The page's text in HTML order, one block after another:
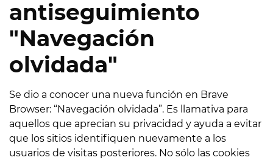
antiseguimiento
"Navegación
olvidada"
Se dio a conocer una nueva función en Brave
Browser: “Navegación olvidada”. Es llamativa para
aquellos que aprecian su privacidad y ayuda a evitar
que los sitios identifiquen nuevamente a los
usuarios de visitas posteriores. No sólo las cookies